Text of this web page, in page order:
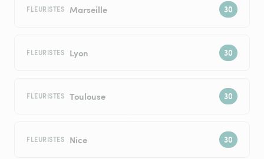
FLEURISTES Marseille
FLEURISTES Lyon
FLEURISTES Toulouse
FLEURISTES Nice